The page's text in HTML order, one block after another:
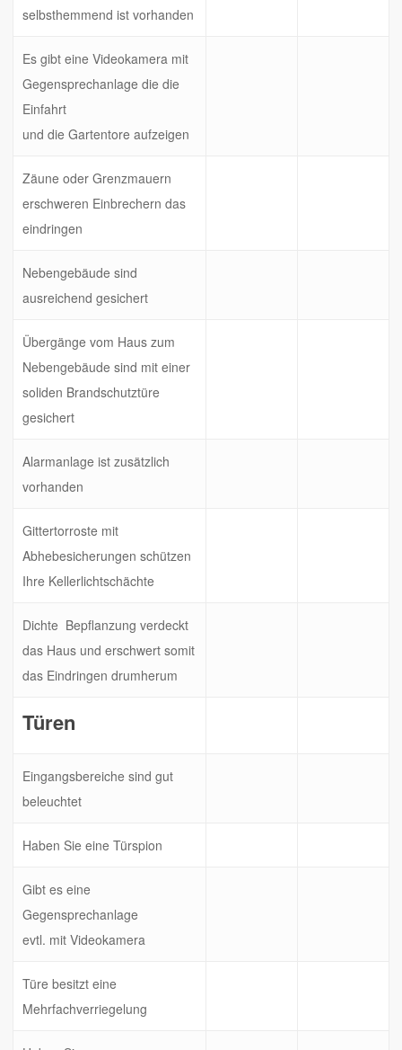
selbsthemmend ist vorhanden
Es gibt eine Videokamera mit
Gegensprechanlage die die
Einfahrt
und die Gartentore aufzeigen
Zäune oder Grenzmauern
erschweren Einbrechern das
eindringen
Nebengebäude sind
ausreichend gesichert
Übergänge vom Haus zum
Nebengebäude sind mit einer
soliden Brandschutztüre
gesichert
Alarmanlage ist zusätzlich
vorhanden
Gittertorroste mit
Abhebesicherungen schützen
Ihre Kellerlichtschächte
Dichte Bepflanzung verdeckt
das Haus und erschwert somit
das Eindringen drumherum
Türen
Eingangsbereiche sind gut
beleuchtet
Haben Sie eine Türspion
Gibt es eine
Gegensprechanlage
evtl. mit Videokamera
Türe besitzt eine
Mehrfachverriegelung